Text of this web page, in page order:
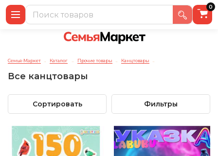
0
Семья-Маркет → Каталог → Прочие товары → Канцтовары →
Все канцтовары
Сортировать Фильтры